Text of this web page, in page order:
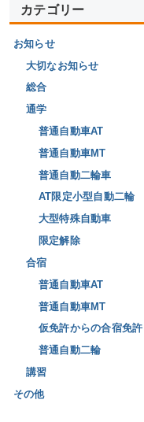
カテゴリー
お知らせ
大切なお知らせ
総合
通学
普通自動車AT
普通自動車MT
普通自動二輪車
AT限定小型自動二輪
大型特殊自動車
限定解除
合宿
普通自動車AT
普通自動車MT
仮免許からの合宿免許
普通自動二輪
講習
その他